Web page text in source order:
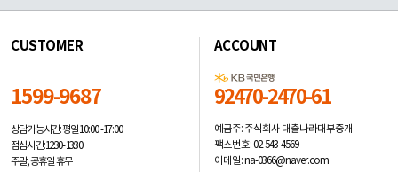
CUSTOMER
1599-9687
상담가능시간: 평일10:00 -17:00
점심시간: 12:30 - 13:30
주말, 공휴일 휴무
ACCOUNT
92470-2470-61
예금주: 주식회사 대출나라대부중개
팩스번호: 02-543-4569
이메일: na-0366@naver.com